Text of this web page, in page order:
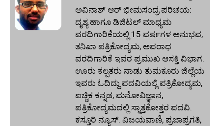
ಅವಿನಾಶ್‌ ಆರ್‌ ಭೀಮಸಂದ್ರ ಪರಿಚಯ:
ದೃಶ್ಯ ಹಾಗೂ ಡಿಜಿಟಲ್ ಮಾಧ್ಯಮ
ವರದಿಗಾರಿಕೆಯಲ್ಲಿ 15 ವರ್ಷಗಳ ಅನುಭವ,
ತನಿಖಾ ಪತ್ರಿಕೋದ್ಯಮ, ಅಪರಾಧ
ವರದಿಗಾರಿಕೆ ಇವರ ಪ್ರಮುಖ ಆಸಕ್ತಿ ವಿಭಾಗ.
ಊರು ಕಲ್ಪತರು ನಾಡು ತುಮಕೂರು ಜಿಲ್ಲೆಯ
ಇವರು ಓದಿದ್ದು ಪದವಿಯಲ್ಲಿ ಪತ್ರಿಕೋದ್ಯಮ,
ಐಚ್ಚಿಕ ಕನ್ನಡ, ಮನೋವಿಜ್ಞಾನ,
ಪತ್ರಿಕೋದ್ಯಮದಲ್ಲಿ ಸ್ನಾತ್ತಕೋತ್ತರ ಪದವಿ.
ಕಸ್ತೂರಿ ನ್ಯೂಸ್‌. ವಿಜಯವಾಣಿ, ಪ್ರಜಾಪ್ರಗತಿ,